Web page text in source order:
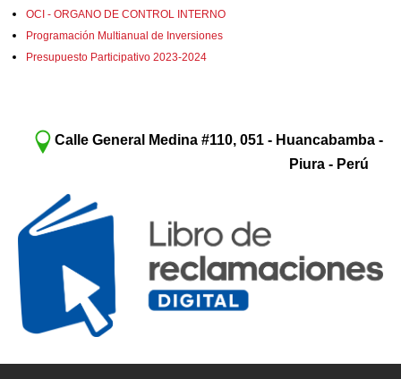
OCI - ORGANO DE CONTROL INTERNO
Programación Multianual de Inversiones
Presupuesto Participativo 2023-2024
Calle General Medina #110, 051 - Huancabamba -
Piura - Perú